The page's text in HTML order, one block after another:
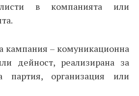
в компанията или
кампания – комуникационна
дейност, реализирана за
партия, организация или